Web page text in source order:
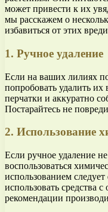
может привести к их
мы расскажем о
избавиться от этих
1. Ручное удаление
Если на ваших лилиях
попробовать удалить
перчатки и аккуратно
Постарайтесь не
2. Использование
Если ручное удаление
воспользоваться
использованием
использовать средства
рекомендации